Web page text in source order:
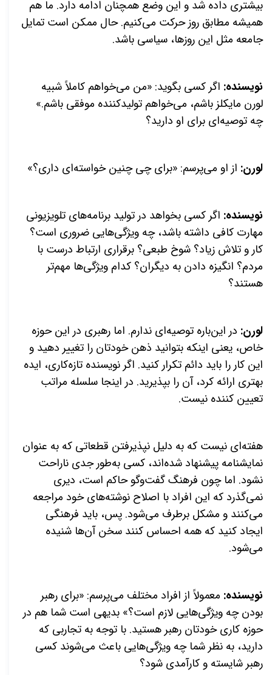
بیشتری داده شد و این وضع همچنان ادامه دارد. ما هم
همیشه مطابق روز حرکت می‌کنیم. حال ممکن است تمایل
جامعه مثل این روزها، سیاسی باشد.
نویسنده: اگر کسی بگوید: «من می‌خواهم کاملاً شبيه
لورن مايكلز باشم، می‌خواهم تولید‌کننده موفقی باشم.»
چه توصیه‌ای برای او دارید؟
لورن: از او می‌پرسم: «برای چی چنین خواسته‌ای داری؟»
نویسنده: اگر کسی بخواهد در تولید برنامه‌های تلویزیونی
مهارت کافی داشته باشد، چه ویژگی‌هایی ضروری است؟
کار و تلاش زیاد؟ شوخ طبعی؟ برقراری ارتباط درست با
مردم؟ انگیزه دادن به دیگران؟ کدام ویژگی‌ها مهم‌تر
هستند؟
لورن: در این‌باره توصیه‌ای ندارم. اما رهبری در این حوزه
خاص، یعنی اینکه بتوانید ذهن خودتان را تغییر دهید و
این کار را باید دائم تکرار کنید. اگر نویسنده تازه‌کاری، ایده
بهتری ارائه کرد، آن را بپذیرید. در اینجا سلسله مراتب
تعیین کننده نیست.
هفته‌ای نیست که به دلیل نپذیرفتن قطعاتی که به عنوان
نمایشنامه پیشنهاد شده‌اند، کسی به‌طور جدی ناراحت
نشود. اما چون فرهنگ گفت‌وگو حاکم است، دیری
نمی‌گذرد که این افراد با اصلاح نوشته‌های خود مراجعه
می‌کنند و مشکل برطرف می‌شود. پس، باید فرهنگی
ایجاد کنید که همه احساس کنند سخن آن‌ها شنیده
می‌شود.
نویسنده: معمولاً از افراد مختلف می‌پرسم: «برای رهبر
بودن چه ویژگی‌هایی لازم است؟» بدیهی است شما هم در
حوزه کاری خودتان رهبر هستید. با توجه به تجاربی که
دارید، به نظر شما چه ویژگی‌هایی باعث می‌شوند کسی
رهبر شایسته و کارآمدی شود؟